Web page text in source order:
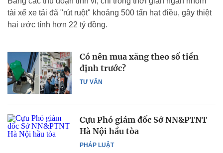
tài xế xe tải đã "rút ruột" khoảng 500 tấn hạt điều, gây thiệt
hại ước tính hơn 22 tỷ đồng.
TƯ VẤN
Có nên mua xăng theo số tiền
định trước?
PHÁP LUẬT
Cựu Phó giám đốc Sở NN&PTNT
Hà Nội hầu tòa